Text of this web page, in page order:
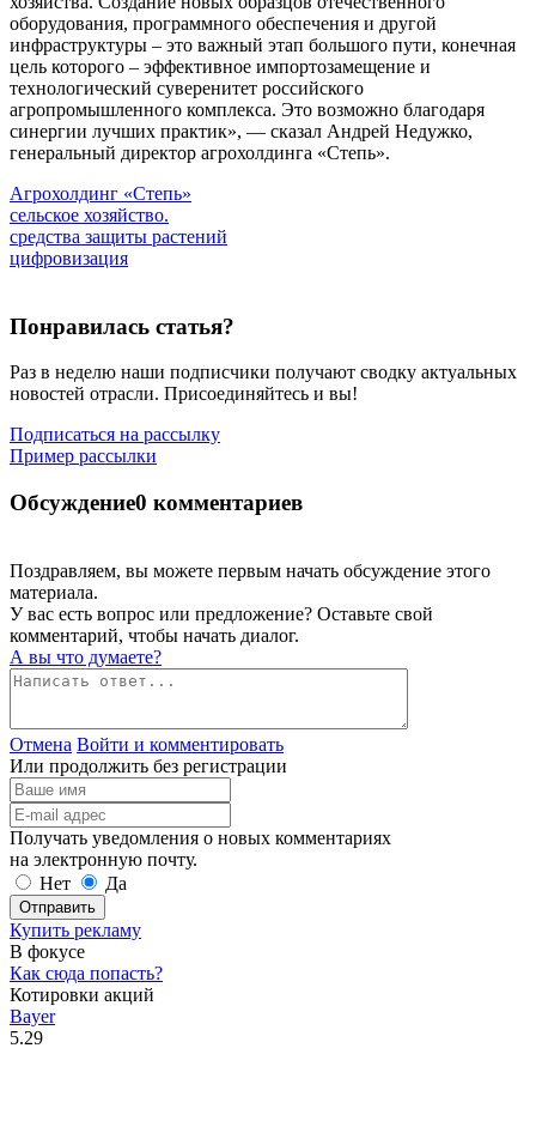
оборудования, программного обеспечения и другой
инфраструктуры – это важный этап большого пути, конечная
цель которого – эффективное импортозамещение и
технологический суверенитет российского
агропромышленного комплекса. Это возможно благодаря
синергии лучших практик», — сказал Андрей Недужко,
генеральный директор агрохолдинга «Степь».
Агрохолдинг «Степь»
сельское хозяйство.
средства защиты растений
цифровизация
Понравилась статья?
Раз в неделю наши подписчики получают сводку актуальных
новостей отрасли. Присоединяйтесь и вы!
Подписаться на рассылку
Пример рассылки
Обсуждение0 комментариев
Поздравляем, вы можете первым начать обсуждение этого
материала.
У вас есть вопрос или предложение? Оставьте свой
комментарий, чтобы начать диалог.
А вы что думаете?
Отмена Войти и комментировать
Или продолжить без регистрации
Получать уведомления о новых комментариях
на электронную почту.
Нет
Да
Отправить
Купить рекламу
В фокусе
Как сюда попасть?
Котировки акций
Bayer
5.29